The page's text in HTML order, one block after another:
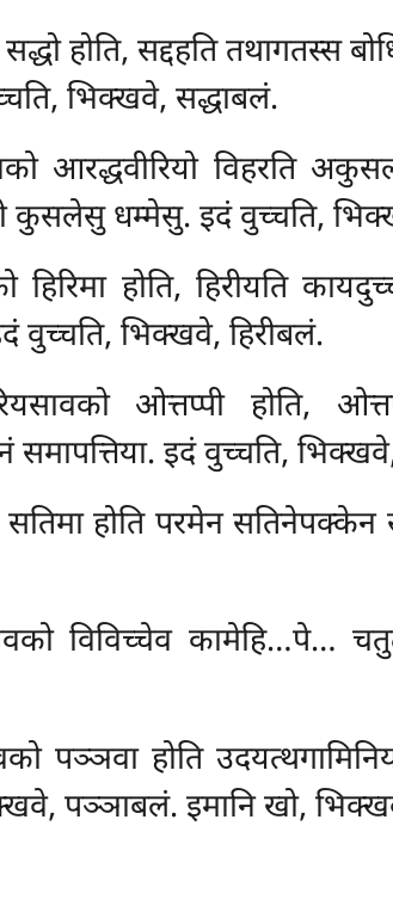
होति, सद्दहति तथागतस्स
भिक्खवे, सद्धाबलं.
आरद्धवीरियो विहरति
कुसलेसु धम्मेसु. इदं वुच्चति,
होति, हिरीयति
वुच्चति, भिक्खवे, हिरीबलं.
ओत्तप्पी होति,
समापत्तिया. इदं वुच्चति,
सतिमा होति परमेन सतिनेपक्केन
विविच्चेव कामेहि…पे…
होति
पञ्ञाबलं. इमानि खो,